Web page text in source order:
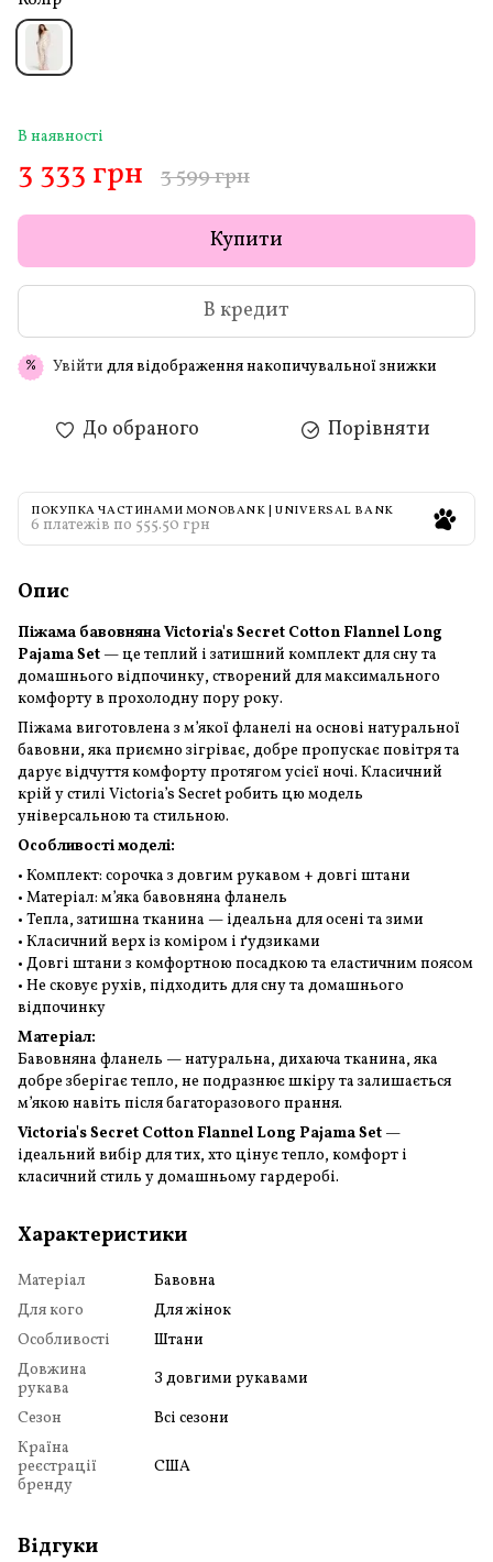
В наявності
3 333 грн 3 599 грн
Купити
В кредит
% Увійти для відображення накопичувальної знижки
До обраного Порівняти
ПОКУПКА ЧАСТИНАМИ MONOBANK | UNIVERSAL BANK
6 платежів по 555.50 грн
Опис
Піжама бавовняна Victoria's Secret Cotton Flannel Long
Pajama Set — це теплий і затишний комплект для сну та
домашнього відпочинку, створений для максимального
комфорту в прохолодну пору року.
Піжама виготовлена з м’якої фланелі на основі натуральної
бавовни, яка приємно зігріває, добре пропускає повітря та
дарує відчуття комфорту протягом усієї ночі. Класичний
крій у стилі Victoria’s Secret робить цю модель
універсальною та стильною.
Особливості моделі:
• Комплект: сорочка з довгим рукавом + довгі штани
• Матеріал: м’яка бавовняна фланель
• Тепла, затишна тканина — ідеальна для осені та зими
• Класичний верх із коміром і ґудзиками
• Довгі штани з комфортною посадкою та еластичним поясом
• Не сковує рухів, підходить для сну та домашнього
відпочинку
Матеріал:
Бавовняна фланель — натуральна, дихаюча тканина, яка
добре зберігає тепло, не подразнює шкіру та залишається
м’якою навіть після багаторазового прання.
Victoria's Secret Cotton Flannel Long Pajama Set —
ідеальний вибір для тих, хто цінує тепло, комфорт і
класичний стиль у домашньому гардеробі.
Характеристики
Матеріал
Бавовна
Для кого
Для жінок
Особливості
Штани
Довжина
рукава
З довгими рукавами
Сезон
Всі сезони
Країна
реєстрації
бренду
США
Відгуки